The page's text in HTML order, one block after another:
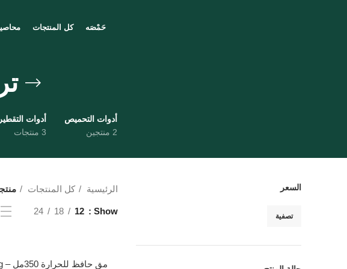
حَمْصَه كل المنتجات
أدوات التحميص
2 منتجين
أدوات التقطير
3 منتجات
السعر
تصفية
الرئيسية كل المنتجات
Show
12
18
24
مق حافظ للحرارة 350مل – Coffee Mug